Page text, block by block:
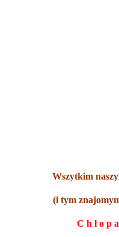
Wszytkim
(i tym
C h ł o p